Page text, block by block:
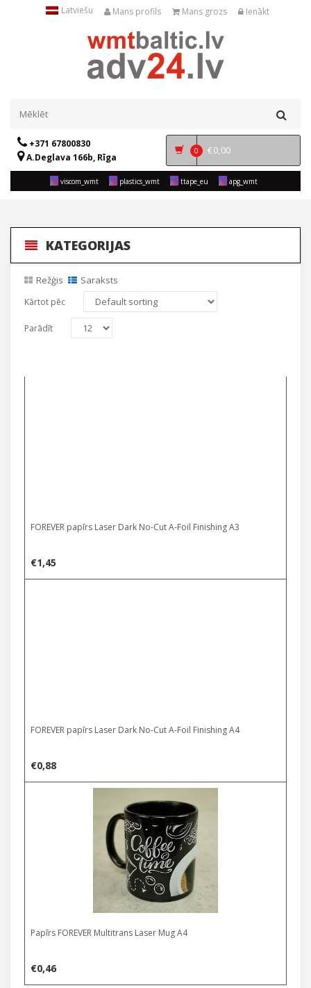
Latviešu Mans profils Mans grozs Ienākt
+371 67800830
A.Deglava 166b, Rīga
0 €0,00
viscom_wmt plastics_wmt ttape_eu apg_wmt
KATEGORIJAS
Režģis Saraksts
Kārtot pēc
Parādīt
FOREVER papīrs Laser Dark No-Cut A-Foil Finishing A3
€1,45
FOREVER papīrs Laser Dark No-Cut A-Foil Finishing A4
€0,88
Papīrs FOREVER Multitrans Laser Mug A4
€0,46